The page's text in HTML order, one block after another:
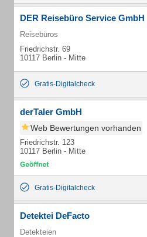
DER Reisebüro Service GmbH
Reisebüros
Friedrichstr. 69
10117 Berlin - Mitte
Gratis-Digitalcheck
derTaler GmbH
Web Bewertungen vorhanden
Friedrichstr. 123
10117 Berlin - Mitte
Gratis-Digitalcheck
Detektei DeFacto
Detekteien